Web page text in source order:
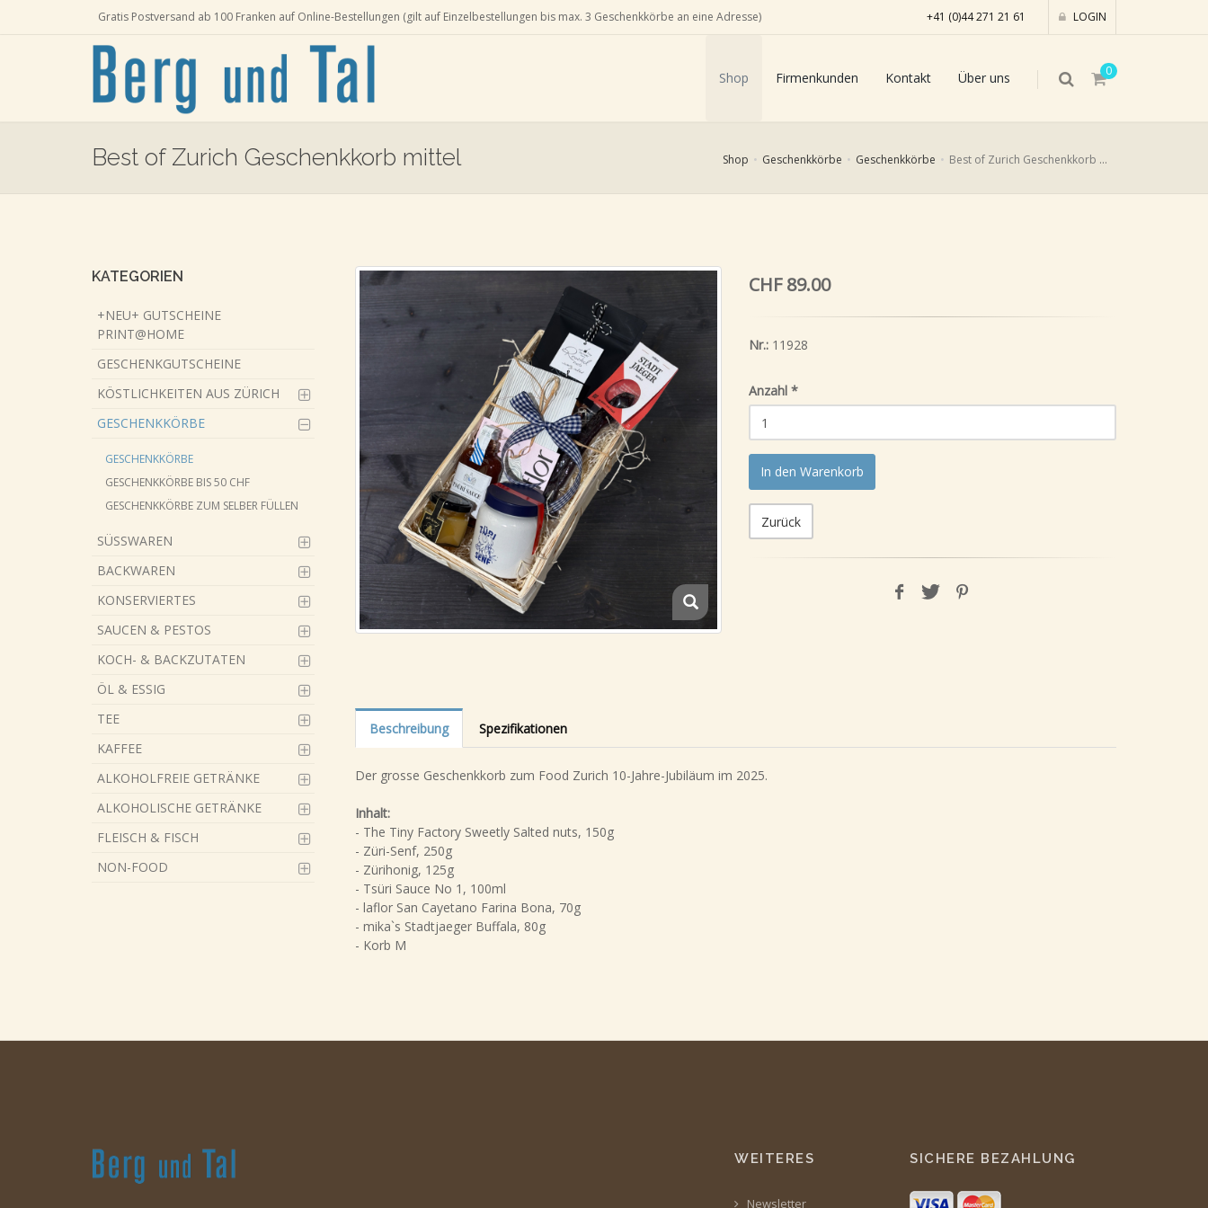
+41 (0)44 271 21 61 LOGIN
Gratis Postversand ab 100 Franken auf Online-Bestellungen (gilt auf Einzelbestellungen bis max. 3 Geschenkkörbe an eine Adresse)
0
Shop Firmenkunden Kontakt Über uns
Best of Zurich Geschenkkorb mittel Shop Geschenkkörbe Geschenkkörbe Best of Zurich Geschenkkorb mittel
KATEGORIEN
+NEU+ GUTSCHEINE
PRINT@HOME
GESCHENKGUTSCHEINE
KÖSTLICHKEITEN AUS ZÜRICH
GESCHENKKÖRBE
GESCHENKKÖRBE
GESCHENKKÖRBE BIS 50 CHF
GESCHENKKÖRBE ZUM SELBER FÜLLEN
SÜSSWAREN
BACKWAREN
KONSERVIERTES
SAUCEN & PESTOS
KOCH- & BACKZUTATEN
ÖL & ESSIG
TEE
KAFFEE
ALKOHOLFREIE GETRÄNKE
ALKOHOLISCHE GETRÄNKE
FLEISCH & FISCH
NON-FOOD
CHF 89.00
Nr.: 11928
Anzahl *
In den Warenkorb
Zurück
Beschreibung Spezifikationen
Der grosse Geschenkkorb zum Food Zurich 10-Jahre-Jubiläum im 2025.
Inhalt:
- The Tiny Factory Sweetly Salted nuts, 150g
- Züri-Senf, 250g
- Zürihonig, 125g
- Tsüri Sauce No 1, 100ml
- laflor San Cayetano Farina Bona, 70g
- mika`s Stadtjaeger Buffala, 80g
- Korb M
WEITERES
Newsletter
SICHERE BEZAHLUNG